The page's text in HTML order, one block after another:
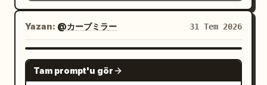
OSAKA”, “08.16 NAGOYA”, “08.30
FUKUOKA”, “09.13 SAPPORO”. Sağ alt:
QR kod benzeri bir kare içeren, “SPECIAL
SITE & MUSIC” etiketli küçük beyaz bir
kart. Görsel stil: Ultra detaylı modern
Başlığın altına, temiz bir serif/mincho
stilinde iki satırlık Japonca gövde metni
ekleyin:
かな午後が、今日も誰かのもとへ届きますよう
に。 🌴🎸
yüksek detaylı, kenarlıksız, metinsiz.
Kompozisyon, merkezdeki tavşanın
hafifçe önde ve ortada olduğu,
arkasında daha büyük yaratıkların ve ön
planda daha küçük yaratıkların
Yazan: @カーブミラー 31 Tem 2026
GPT IMAGE 2
Tam prompt'u gör